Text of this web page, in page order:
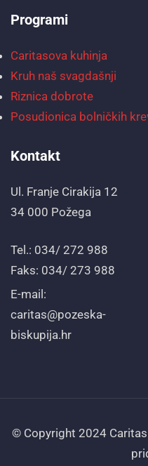
Programi
Caritasova kuhinja
Kruh naš svagdašnji
Riznica dobrote
Posudionica bolničkih
Kontakt
Ul. Franje Cirakija 12
34 000 Požega
Tel.: 034/ 272 988
Faks: 034/ 273 988
E-mail:
caritas@pozeska-
biskupija.hr
© Copyright 2024